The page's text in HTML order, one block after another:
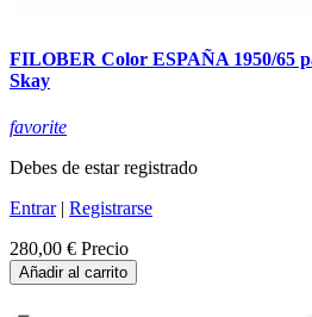
FILOBER Color ESPAÑA 1950/65
Skay
favorite
Debes de estar registrado
Entrar| Registrarse
280,00 € Precio
Añadir al carrito